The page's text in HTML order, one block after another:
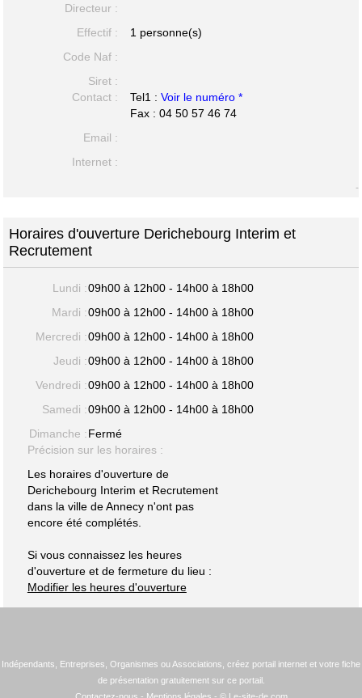
Directeur :
Effectif :
1 personne(s)
Code Naf :
Siret :
Contact :
Tel1 :Voir le numéro *
Fax : 04 50 57 46 74
Email :
Internet :
-
Horaires d'ouverture Derichebourg Interim et
Recrutement
Lundi :09h00 à 12h00 - 14h00 à 18h00
Mardi :09h00 à 12h00 - 14h00 à 18h00
Mercredi :09h00 à 12h00 - 14h00 à 18h00
Jeudi :09h00 à 12h00 - 14h00 à 18h00
Vendredi :09h00 à 12h00 - 14h00 à 18h00
Samedi :09h00 à 12h00 - 14h00 à 18h00
Dimanche :Fermé
Précision sur les horaires :
Les horaires d'ouverture de
Derichebourg Interim et Recrutement
dans la ville de Annecy n'ont pas
encore été complétés.
Si vous connaissez les heures
d'ouverture et de fermeture du lieu :
Modifier les heures d'ouverture
Indépendants, Entreprises, Organismes ou Associations, créez portail internet et votre fiche
de présentation gratuitement sur ce portail.
Contactez-nous - Mentions légales - © Le-site-de.com